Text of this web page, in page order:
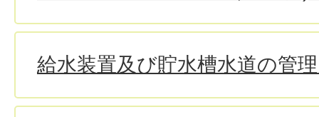
給水装置及び貯水槽水道の管